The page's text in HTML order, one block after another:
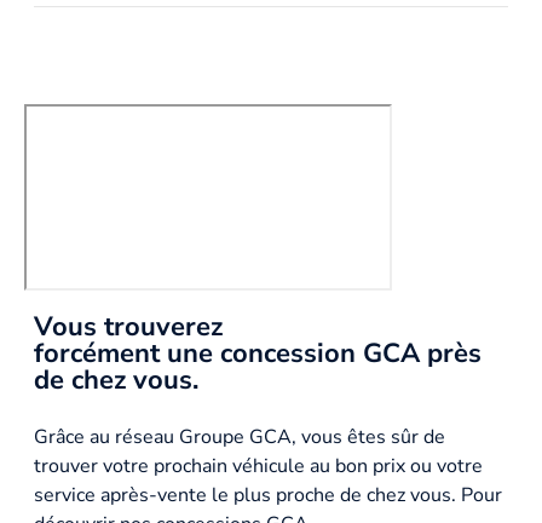
Vous trouverez
forcément une concession GCA près
de chez vous.
Grâce au réseau Groupe GCA, vous êtes sûr de
trouver votre prochain véhicule au bon prix ou votre
service après-vente le plus proche de chez vous. Pour